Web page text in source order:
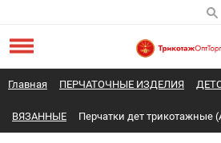
Главная ПЕРЧАТОЧНЫЕ ИЗДЕЛИЯ
ВЯЗАННЫЕ Перчатки дет трикотажные